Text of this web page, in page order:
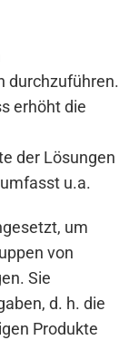
durchzuführen.
erhöht die
der Lösungen
u.a.
um
von
Sie
d. h. die
Produkte